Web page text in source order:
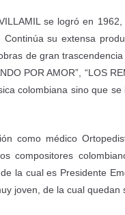
se logró en 1962,
su extensa
de gran trascendencia
POR AMOR”, “LOS
colombiana sino que
como médico
compositores
la cual es Presidente
joven, de la cual quedan